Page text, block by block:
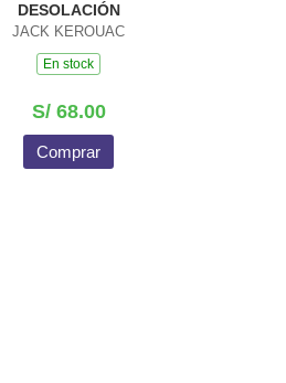
DESOLACIÓN
JACK KEROUAC
En stock
S/ 68.00
Comprar